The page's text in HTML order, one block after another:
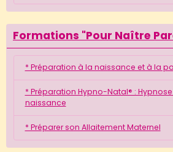
Formations "Pour Naître
* Préparation à la naissance et à la
* Préparation Hypno-Natal® :
naissance
* Préparer son Allaitement Maternel